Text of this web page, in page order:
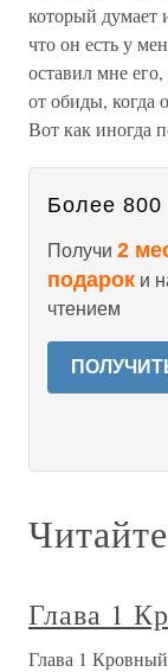
который думает
что он есть у
оставил мне
от обиды, когда
Вот как иногда
Более 800
Получи 2
подарок и
чтением
Глава 1
Глава 1